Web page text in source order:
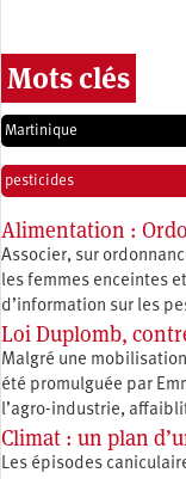
Mots clés
Martinique
pesticides
Alimentation :
Associer, sur
les femmes enceintes
d’information sur les
Loi Duplomb,
Malgré une
été promulguée par
l’agro-industrie,
Climat : un plan
Les épisodes